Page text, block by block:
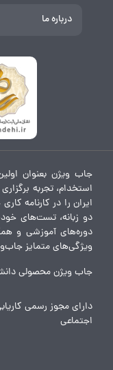
درباره ما
جاب ویژن بعنوان
استخدام، تجربه
ایران را در کارنامه
دو زبانه، تست‌های
دوره‌های آموزشی و
ویژگی‌های متمایز
جاب ویژن محصولی
دارای مجوز رسمی
اجتماعی